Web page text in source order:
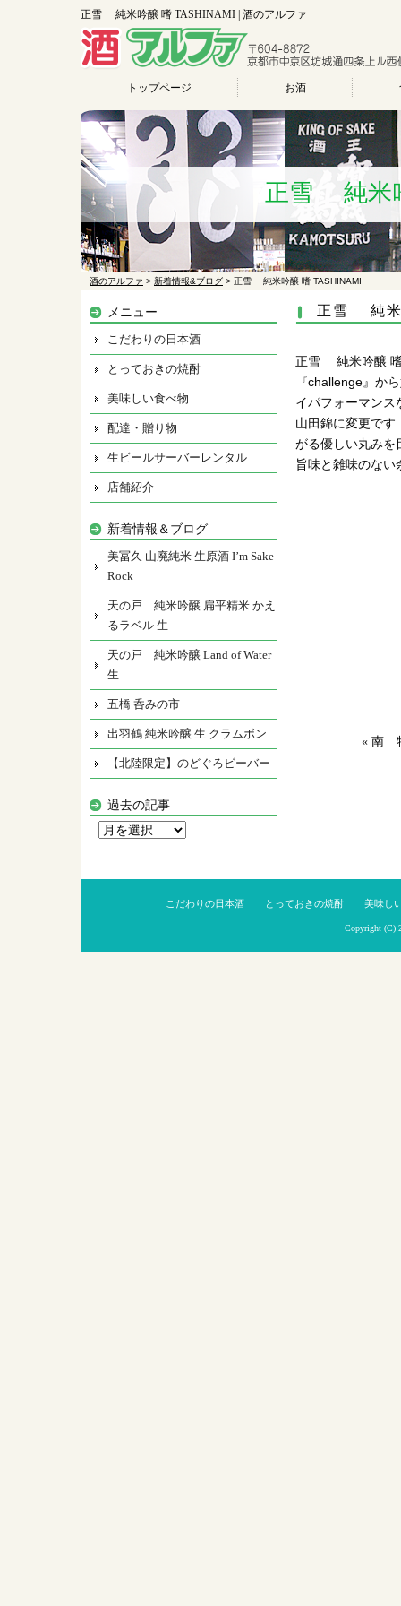
正雪 純米吟醸 嗜 TASHINAMI | 酒のアルファ
トップページ お酒
正雪 純米
酒のアルファ > 新着情報&ブログ > 正雪 純米吟醸 嗜 TASHINAMI
正雪 純米
正雪 純米吟醸 嗜
『challenge』か
イパフォーマンス
山田錦に変更で
がる優しい丸みを
旨味と雑味のな
« 南
メニュー
こだわりの日本酒
とっておきの焼酎
美味しい食べ物
配達・贈り物
生ビールサーバーレンタル
店舗紹介
新着情報＆ブログ
美冨久 山廃純米 生原酒 I’m Sake
Rock
天の戸 純米吟醸 扁平精米 かえ
るラベル 生
天の戸 純米吟醸 Land of Water
生
五橋 呑みの市
出羽鶴 純米吟醸 生 クラムボン
【北陸限定】のどぐろビーバー
過去の記事
こだわりの日本酒 とっておきの焼酎 美味し
Copyright (C)